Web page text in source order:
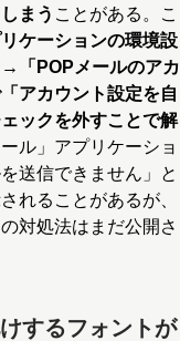
まう ことがある。こ
リケーションの環境設
「POPメールのアカ
アカウント設定を自
ックを外すことで解
ル」アプリケーショ
送信できません」と
れることがあるが、
対処法はまだ公開さ
するフォントが